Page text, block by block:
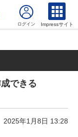
Impressサイト
できる
2025年1月8日 13:28